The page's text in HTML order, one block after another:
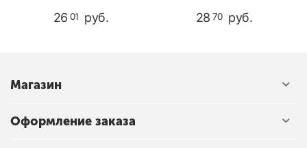
26 01 руб. 28 70 руб.
Магазин
Оформление заказа